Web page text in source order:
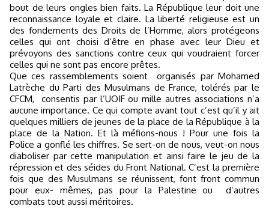
bout de leurs ongles bien faits. La République leur doit une
reconnaissance loyale et claire. La liberté religieuse est un
des fondements des Droits de l’Homme, alors protégeons
celles qui ont choisi d’être en phase avec leur Dieu et
prévoyons des sanctions contre ceux qui voudraient forcer
celles qui ne sont pas encore prêtes.
Que ces rassemblements soient
organisés par Mohamed
Latrèche du Parti des Musulmans de France, tolérés par le
CFCM,
consentis par l’UOIF ou mille autres associations n’a
aucune importance. Ce qui compte avant tout c’est qu’il y ait
quelques milliers de jeunes de la place de la République à la
place de la Nation. Et là méfions-nous ! Pour une fois la
Police a gonflé les chiffres. Se sert-on de nous, veut-on nous
diaboliser par cette manipulation et ainsi faire le jeu de la
répression et des séides du Front National. C’est la première
fois que des Musulmans se réunissent, font front commun
pour eux- mêmes, pas pour la Palestine ou
d’autres
combats tout aussi méritoires.